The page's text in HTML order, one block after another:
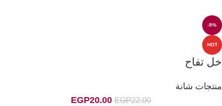
-9%
HOT
خل تفاح
منتجات شانة
EGP22.00
EGP20.00